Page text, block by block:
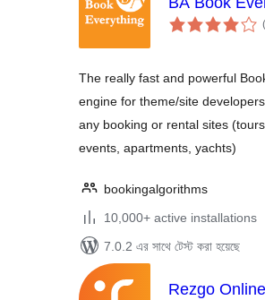
The really fast and powerful
engine for theme/site
any booking or rental sites
events, apartments, yachts)
bookingalgorithms
10,000+ active installations
7.0.2 এর সাথে টেস্ট করা হয়েছে
Rezgo Online